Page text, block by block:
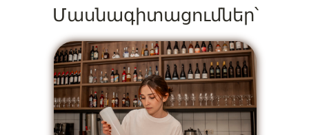
Մասնագիտացումներ՝